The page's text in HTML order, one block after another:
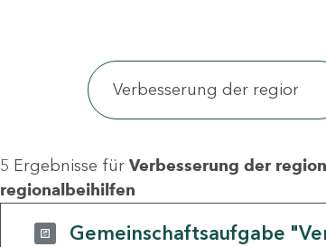
5 Ergebnisse für Verbesserung der
regionalbeihilfen
Gemeinschaftsaufgabe